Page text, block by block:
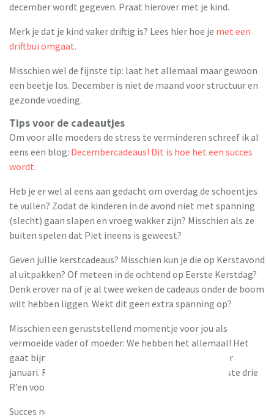
december wordt gegeven. Praat hierover met je kind.
Merk je dat je kind vaker driftig is? Lees hier hoe je met een
driftbui omgaat.
Misschien wel de fijnste tip: laat het allemaal maar gewoon
een beetje los. December is niet de maand voor structuur en
gezonde voeding.
Tips voor de cadeautjes
Om voor alle moeders de stress te verminderen schreef ik al
eens een blog: Decembercadeaus! Dit is hoe het een succes
wordt.
Heb je er wel al eens aan gedacht om overdag de schoentjes
te vullen? Zodat de kinderen in de avond niet met spanning
(slecht) gaan slapen en vroeg wakker zijn? Misschien als ze
buiten spelen dat Piet ineens is geweest?
Geven jullie kerstcadeaus? Misschien kun je die op Kerstavond
al uitpakken? Of meteen in de ochtend op Eerste Kerstdag?
Denk erover na of je al twee weken de cadeaus onder de boom
wilt hebben liggen. Wekt dit geen extra spanning op?
Misschien een geruststellend momentje voor jou als
vermoeide vader of moeder: We hebben het allemaal! Het
gaat bijna overal zo, ik kijk in ieder geval weer uit naar
januari. Rust, Reinheid en Regelmaat.. Die belangrijkste drie
R’en voor kinderen.
Succes nog even en fijne feestdagen gewenst!